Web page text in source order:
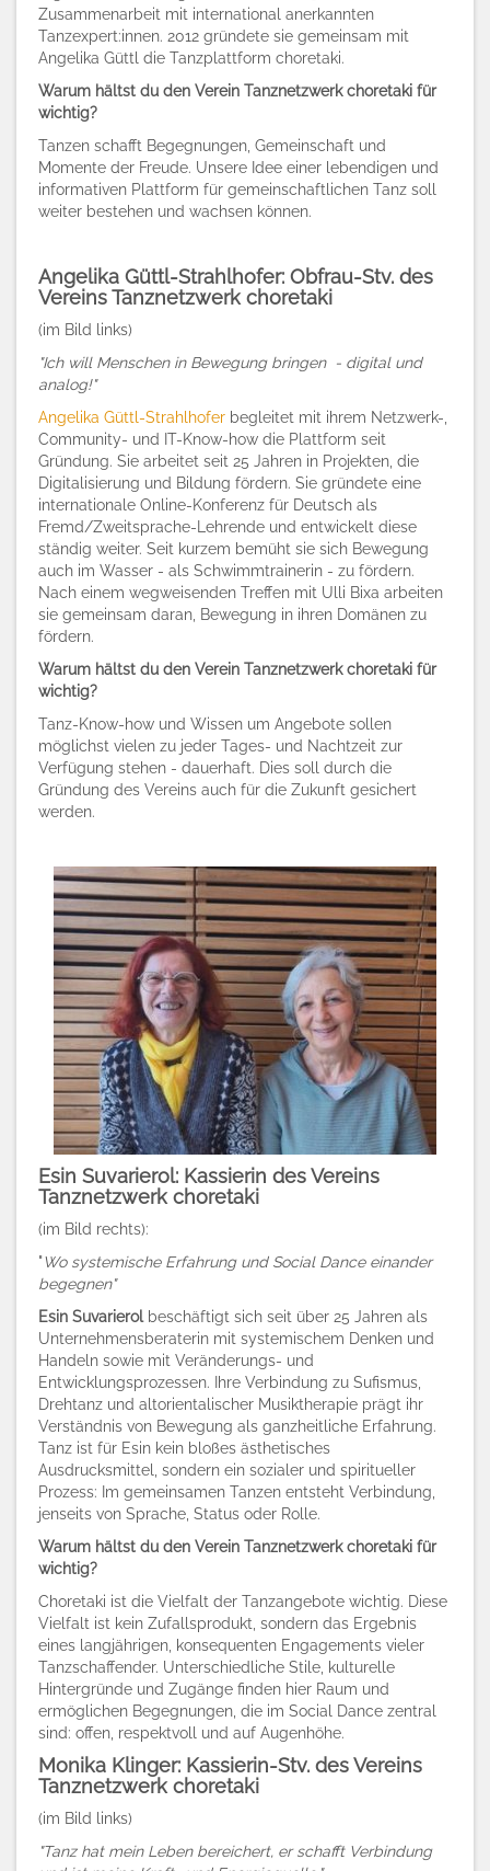
Zusammenarbeit mit international anerkannten
Tanzexpert:innen. 2012 gründete sie gemeinsam mit
Angelika Güttl die Tanzplattform choretaki.
Warum hältst du den Verein Tanznetzwerk choretaki für
wichtig?
Tanzen schafft Begegnungen, Gemeinschaft und
Momente der Freude. Unsere Idee einer lebendigen und
informativen Plattform für gemeinschaftlichen Tanz soll
weiter bestehen und wachsen können.
Angelika Güttl-Strahlhofer: Obfrau-Stv. des
Vereins Tanznetzwerk choretaki
(im Bild links)
"Ich will Menschen in Bewegung bringen - digital und
analog!"
Angelika Güttl-Strahlhofer begleitet mit ihrem Netzwerk-,
Community- und IT-Know-how die Plattform seit
Gründung. Sie arbeitet seit 25 Jahren in Projekten, die
Digitalisierung und Bildung fördern. Sie gründete eine
internationale Online-Konferenz für Deutsch als
Fremd/Zweitsprache-Lehrende und entwickelt diese
ständig weiter. Seit kurzem bemüht sie sich Bewegung
auch im Wasser - als Schwimmtrainerin - zu fördern.
Nach einem wegweisenden Treffen mit Ulli Bixa arbeiten
sie gemeinsam daran, Bewegung in ihren Domänen zu
fördern.
Warum hältst du den Verein Tanznetzwerk choretaki für
wichtig?
Tanz-Know-how und Wissen um Angebote sollen
möglichst vielen zu jeder Tages- und Nachtzeit zur
Verfügung stehen - dauerhaft. Dies soll durch die
Gründung des Vereins auch für die Zukunft gesichert
werden.
Esin Suvarierol: Kassierin des Vereins
Tanznetzwerk choretaki
(im Bild rechts):
"Wo systemische Erfahrung und Social Dance einander
begegnen"
Esin Suvarierol beschäftigt sich seit über 25 Jahren als
Unternehmensberaterin mit systemischem Denken und
Handeln sowie mit Veränderungs- und
Entwicklungsprozessen. Ihre Verbindung zu Sufismus,
Drehtanz und altorientalischer Musiktherapie prägt ihr
Verständnis von Bewegung als ganzheitliche Erfahrung.
Tanz ist für Esin kein bloßes ästhetisches
Ausdrucksmittel, sondern ein sozialer und spiritueller
Prozess: Im gemeinsamen Tanzen entsteht Verbindung,
jenseits von Sprache, Status oder Rolle.
Warum hältst du den Verein Tanznetzwerk choretaki für
wichtig?
Choretaki ist die Vielfalt der Tanzangebote wichtig. Diese
Vielfalt ist kein Zufallsprodukt, sondern das Ergebnis
eines langjährigen, konsequenten Engagements vieler
Tanzschaffender. Unterschiedliche Stile, kulturelle
Hintergründe und Zugänge finden hier Raum und
ermöglichen Begegnungen, die im Social Dance zentral
sind: offen, respektvoll und auf Augenhöhe.
Monika Klinger: Kassierin-Stv. des Vereins
Tanznetzwerk choretaki
(im Bild links)
"Tanz hat mein Leben bereichert, er schafft Verbindung